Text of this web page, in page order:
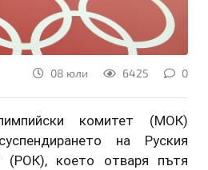
08 юли 6425 0
комитет (МОК)
на Руския
(РОК), което отваря пътя